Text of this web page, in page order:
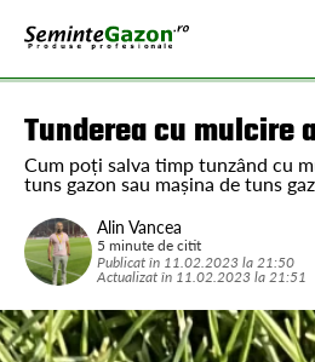
Tunderea cu mulcire
Cum poți salva timp tunzând cu
tuns gazon sau mașina de tuns
Alin Vancea
5 minute de citit
Publicat în 11.02.2023 la 21:50
Actualizat în 11.02.2023 la 21:51